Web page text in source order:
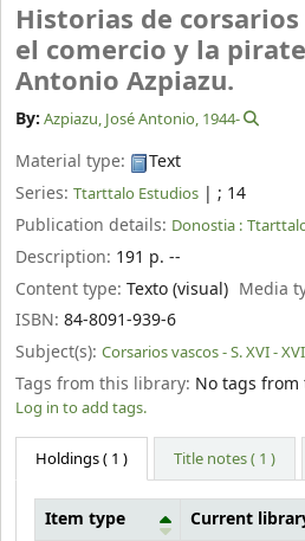
Historias de
el comercio y la
Antonio Azpiazu.
By: Azpiazu, José Antonio, 1944-
Material type:
Text
Series: Ttarttalo Estudios | ; 14
Publication details: Donostia :
Description: 191 p. --
Content type: Texto (visual) Media
ISBN: 84-8091-939-6
Subject(s): Corsarios vascos - S. XVI -
Tags from this library: No tags
Log in to add tags.
Holdings( 1 ) Title notes ( 1 )
Item type Current